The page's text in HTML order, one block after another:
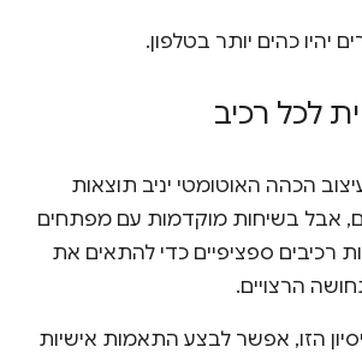
יהיו כהים יותר בטלפון.
לכל רכיב
הכהה האוטומטי יניב תוצאות
אבל בשיחות מוקדמות עם מפתחים
רכיבים ספציפיים כדי להתאים את
הרצויים.
הזו, אפשר לבצע התאמות אישיות